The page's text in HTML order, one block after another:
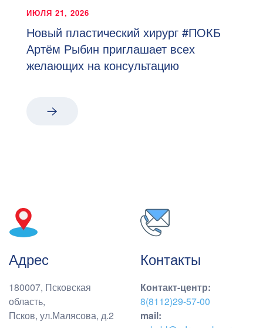
ИЮЛЯ 21, 2026
Новый пластический хирург #ПОКБ
Артём Рыбин приглашает всех
желающих на консультацию
Адрес
180007, Псковская
область,
Псков, ул.Малясова, д.2
Контакты
Контакт-центр:
8(8112)29-57-00
mail: